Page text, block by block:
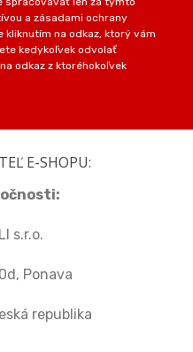
a zásadami ochrany
na odkaz, ktorý vám
kedykoľvek odvolať
odkaz z ktoréhokoľvek
E-SHOPU:
s.r.o.
Ponava
republika